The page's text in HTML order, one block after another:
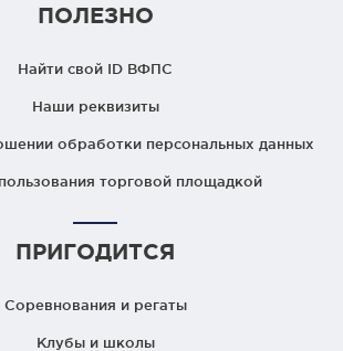
ПОЛЕЗНО
Найти свой ID ВФПС
Наши реквизиты
обработки персональных данных
торговой площадкой
ПРИГОДИТСЯ
Соревнования и регаты
Клубы и школы